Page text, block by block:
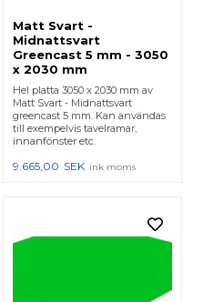
Matt Svart -
Midnattsvart
Greencast 5 mm - 3050
x 2030 mm
Hel platta 3050 x 2030 mm av
Matt Svart - Midnattsvart
greencast 5 mm. Kan användas
till exempelvis tavelramar,
innanfönster etc.
9.665,00 SEK ink moms